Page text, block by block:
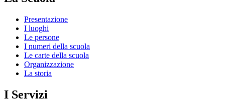
Presentazione
I luoghi
Le persone
I numeri della scuola
Le carte della scuola
Organizzazione
La storia
I Servizi